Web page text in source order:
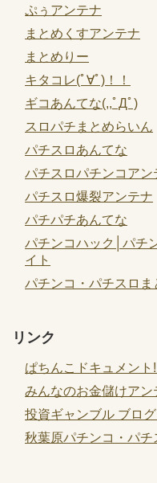
ぷぅアンテナ
まとめくすアンテナ
まとめりー
キタコレ(ﾟ∀ﾟ)！！
ギコあんてな(,,ﾟДﾟ)
スロパチまとめらいん
パチスロあんてな
パチスロパチンコアン
パチスロ爆裂アンテナ
パチパチあんてな
パチンコハック│パチ
イト
パチンコ・パチスロま
リンク
ぱちんこドキュメント
みんなのお金儲けアン
投資ギャンブル ブロ
秋葉原パチンコ・パ